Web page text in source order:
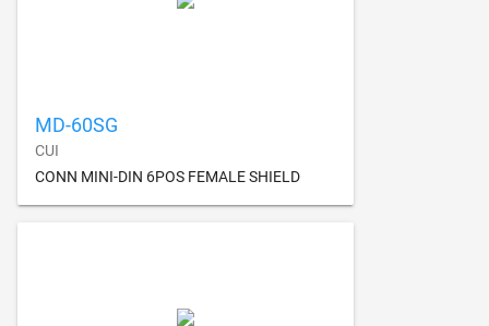
MD-60SG
CUI
CONN MINI-DIN 6POS FEMALE SHIELD